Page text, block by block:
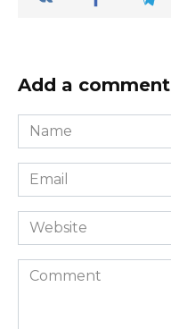
Add a comment
Name
*
Email
*
Website
Comment